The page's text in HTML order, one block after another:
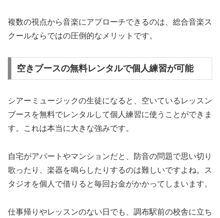
複数の視点から音楽にアプローチできるのは、総合音楽ス
クールならではの圧倒的なメリットです。
空きブースの無料レンタルで個人練習が可能
シアーミュージックの生徒になると、空いているレッスン
ブースを無料でレンタルして個人練習に使うことができま
す。これは本当に大きな強みです。
自宅がアパートやマンションだと、防音の問題で思い切り
歌ったり、楽器を鳴らしたりするのは難しいですよね。ス
タジオを個人で借りると毎回お金がかかってしまいます。
仕事帰りやレッスンのない日でも、調布駅前の校舎に立ち